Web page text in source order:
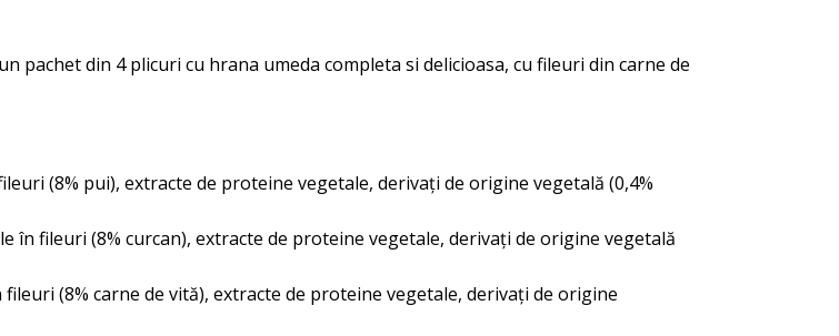
pachet din 4 plicuri cu hrana umeda completa si delicioasa, cu fileuri din carne de
(8% pui), extracte de proteine ​​vegetale, derivați de origine vegetală (0,4%
în fileuri (8% curcan), extracte de proteine ​​vegetale, derivați de origine vegetală
fileuri (8% carne de vită), extracte de proteine ​​vegetale, derivați de origine